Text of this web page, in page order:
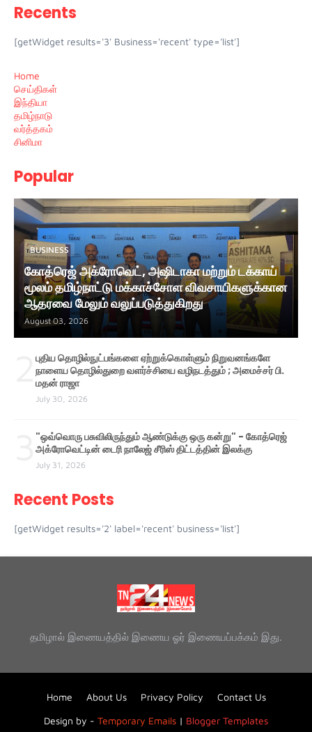
Recents
[getWidget results='3' Business='recent' type='list']
Home
செய்திகள்
இந்தியா
தமிழ்நாடு
வர்த்தகம்
சினிமா
Popular
BUSINESS
கோத்ரெஜ் அக்ரோவெட், அஷிடாகா மற்றும் டக்காய்
மூலம் தமிழ்நாட்டு மக்காச்சோள விவசாயிகளுக்கான
ஆதரவை மேலும் வலுப்படுத்துகிறது
August 03, 2026
புதிய தொழில்நுட்பங்களை ஏற்றுக்கொள்ளும் நிறுவனங்களே
நாளைய தொழில்துறை வளர்ச்சியை வழிநடத்தும் ; அமைச்சர் பி.
மதன் ராஜா
July 30, 2026
"ஒவ்வொரு பசுவிலிருந்தும் ஆண்டுக்கு ஒரு கன்று" - கோத்ரெஜ்
அக்ரோவெட்டின் டைரி நாலேஜ் சீரிஸ் திட்டத்தின் இலக்கு
July 31, 2026
Recent Posts
[getWidget results='2' label='recent' business='list']
தமிழால் இணையத்தில் இணைய ஓர் இணையப்பக்கம் இது.
Design by - Temporary Emails | Blogger Templates
Home About Us Privacy Policy Contact Us